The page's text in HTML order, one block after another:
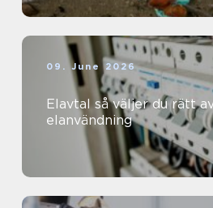
09. June 2026
Elavtal så väljer du rätt avtal för din
elanvändning